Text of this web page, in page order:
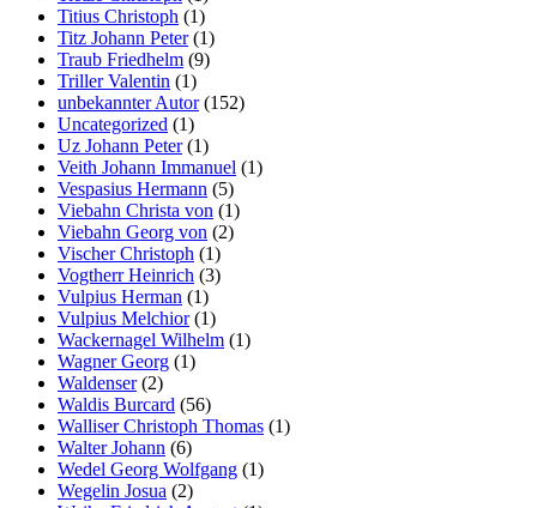
Titius Christoph (1)
Titz Johann Peter(1)
Traub Friedhelm (9)
Triller Valentin (1)
unbekannter Autor(152)
Uncategorized (1)
Uz Johann Peter(1)
Veith Johann Immanuel (1)
Vespasius Hermann (5)
Viebahn Christa von (1)
Viebahn Georg von (2)
Vischer Christoph (1)
Vogtherr Heinrich (3)
Vulpius Herman (1)
Vulpius Melchior(1)
Wackernagel Wilhelm (1)
Wagner Georg (1)
Waldenser(2)
Waldis Burcard (56)
Walliser Christoph Thomas (1)
Walter Johann (6)
Wedel Georg Wolfgang (1)
Wegelin Josua (2)